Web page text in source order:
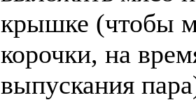
крышке (чтобы
корочки, на
выпускания